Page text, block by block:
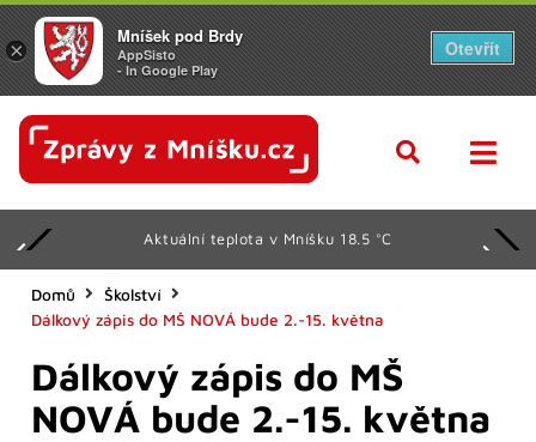
Aktuální teplota v Mníšku 18.5 °C
Domů
Školství
Dálkový zápis do MŠ NOVÁ bude 2.-15. května
Dálkový zápis do MŠ
NOVÁ bude 2.-15. května
×
Mníšek pod Brdy
AppSisto
- In Google Play
Otevřít